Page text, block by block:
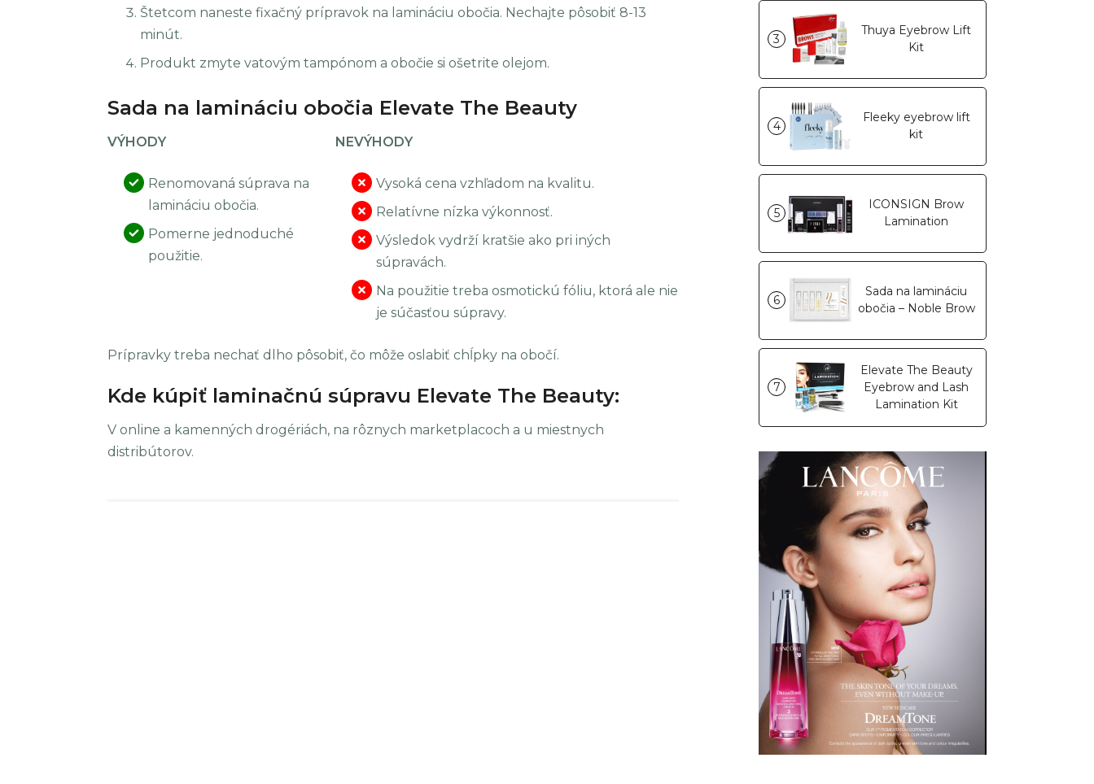
Štetcom naneste fixačný prípravok na lamináciu obočia. Nechajte pôsobiť 8-13
minút.
Produkt zmyte vatovým tampónom a obočie si ošetrite olejom.
Sada na lamináciu obočia Elevate The Beauty
VÝHODY
Renomovaná súprava na
lamináciu obočia.
Pomerne jednoduché
použitie.
NEVÝHODY
Vysoká cena vzhľadom na kvalitu.
Relatívne nízka výkonnosť.
Výsledok vydrží kratšie ako pri iných
súpravách.
Na použitie treba osmotickú fóliu, ktorá ale nie
je súčasťou súpravy.
Prípravky treba nechať dlho pôsobiť, čo môže oslabiť chĺpky na obočí.
Kde kúpiť laminačnú súpravu Elevate The Beauty:
V online a kamenných drogériách, na rôznych marketplacoch a u miestnych
distribútorov.
3
Thuya Eyebrow Lift
Kit
4
Fleeky eyebrow lift
kit
5
ICONSIGN Brow
Lamination
6
Sada na lamináciu
obočia – Noble Brow
7
Elevate The Beauty
Eyebrow and Lash
Lamination Kit